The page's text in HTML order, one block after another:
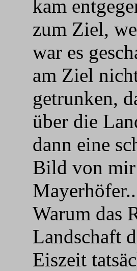
kam
zum Ziel,
war es
am Ziel
getrunken,
über die
dann eine
Bild von mir
Warum das
Landschaft
Eiszeit